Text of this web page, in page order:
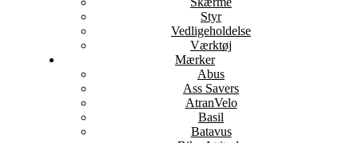
Styr
Vedligeholdelse
Værktøj
Mærker
Abus
Ass Savers
AtranVelo
Basil
Batavus